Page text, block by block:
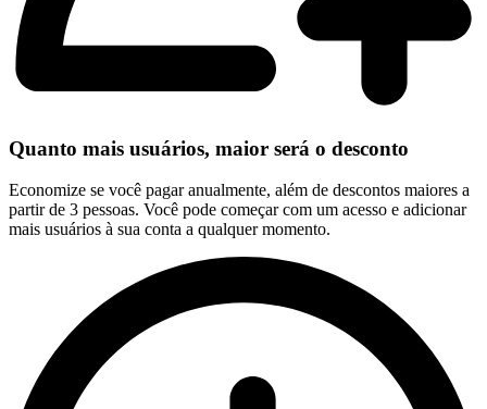
Quanto mais usuários, maior será o desconto
Economize se você pagar anualmente, além de descontos maiores a
partir de 3 pessoas. Você pode começar com um acesso e adicionar
mais usuários à sua conta a qualquer momento.